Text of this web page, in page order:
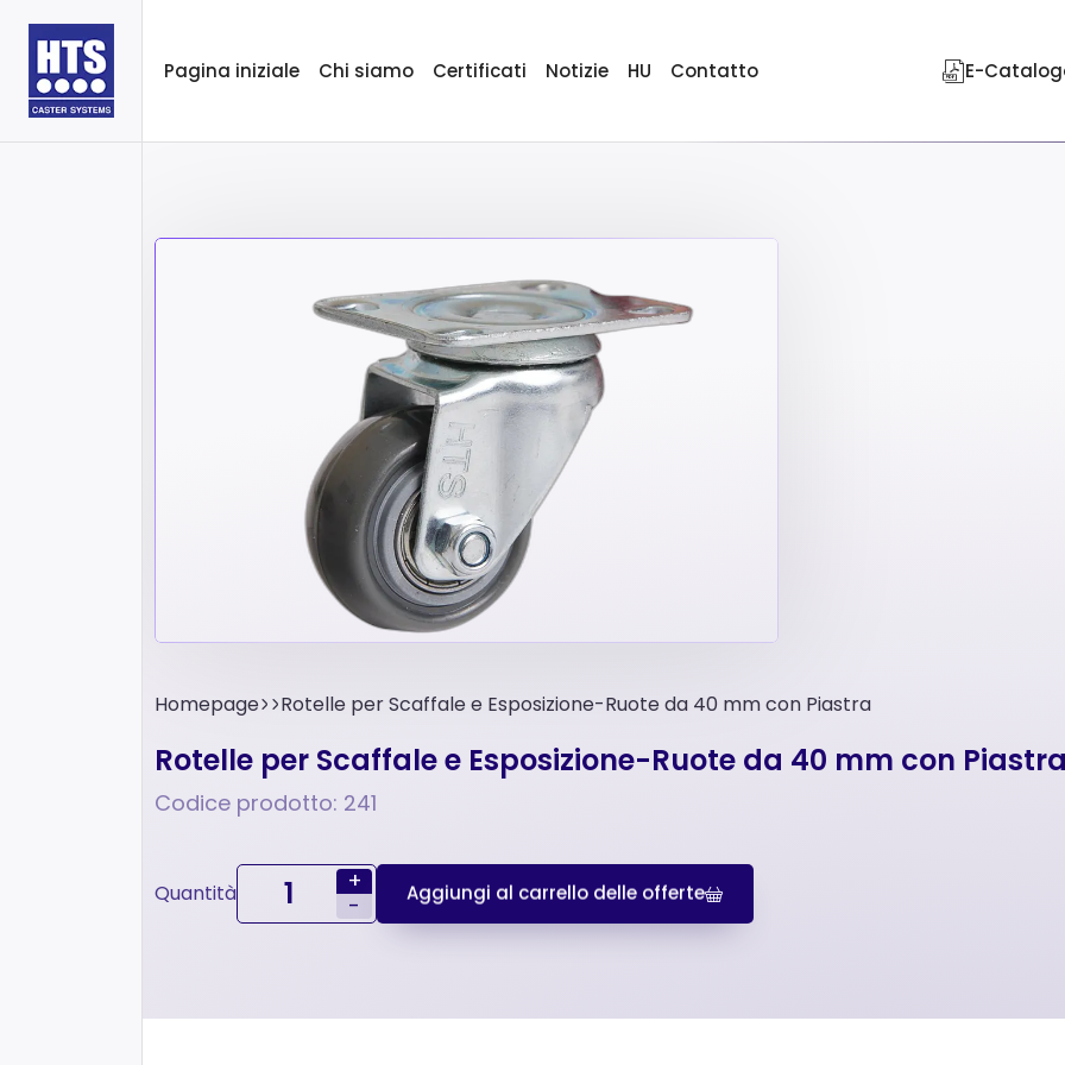
Pagina iniziale Chi siamo Certificati Notizie HU Contatto E-
Homepage Rotelle per Scaffale e Esposizione-Ruote da 40 mm con Piastra
Rotelle per Scaffale e Esposizione-Ruote da 40 mm con
Codice prodotto: 241
Quantità
+
-
Aggiungi al carrello delle offerte